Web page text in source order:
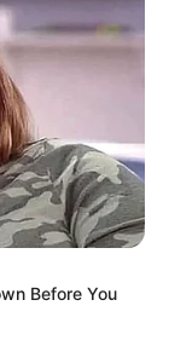
Before You